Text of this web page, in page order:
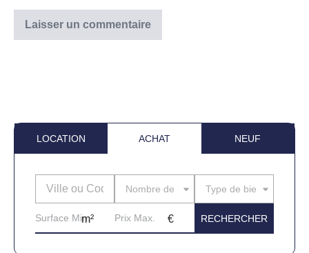
LOCATION ACHAT NEUF
Nombre de piècesType de bien